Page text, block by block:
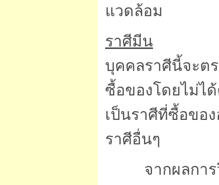
แวดล้อม
ราศีมีน
บุคคลราศีนี้จะต
ซื้อของโดยไม่ไ
เป็นราศีที่ซื้อขอ
ราศีอื่นๆ
จากผลการวิจั